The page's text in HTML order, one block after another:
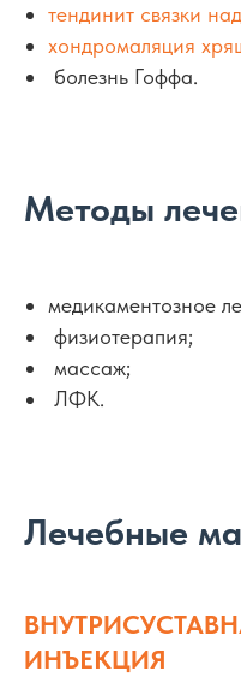
тендинит связки
хондромаляция
болезнь Гоффа.
Методы
медикаментозное
физиотерапия;
массаж;
ЛФК.
Лечебные
ИНЪЕКЦИЯ